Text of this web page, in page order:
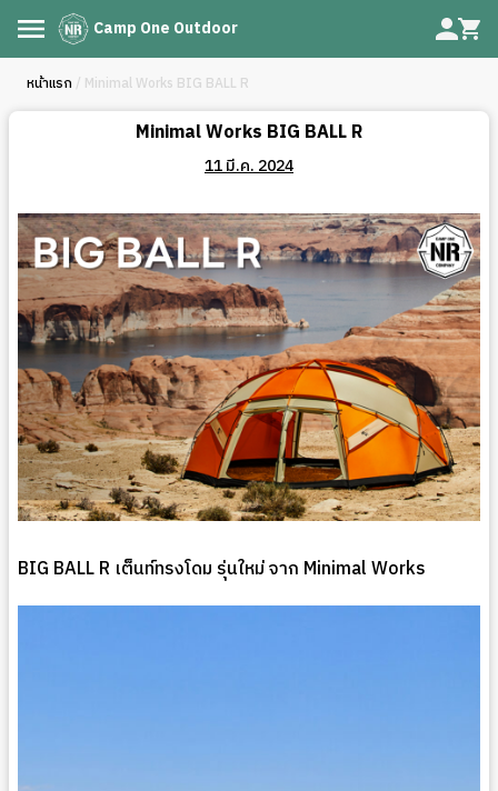
Camp One Outdoor
หน้าแรก / Minimal Works BIG BALL R
Minimal Works BIG BALL R
11 มี.ค. 2024
BIG BALL R เต็นท์ทรงโดม รุ่นใหม่ จาก Minimal Works